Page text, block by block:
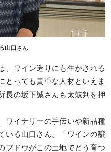
山口さん
、ワイン造りにも生かされる
とっても貴重な人材といえま
長の坂下誠さんも太鼓判を押
ワイナリーの手伝いや新品種
いる山口さん。「ワインの醸
ブドウがこの土地でどう育つ